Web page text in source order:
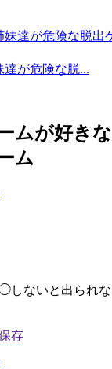
達が危険な脱...
ムが好き
ム
ないと出られな